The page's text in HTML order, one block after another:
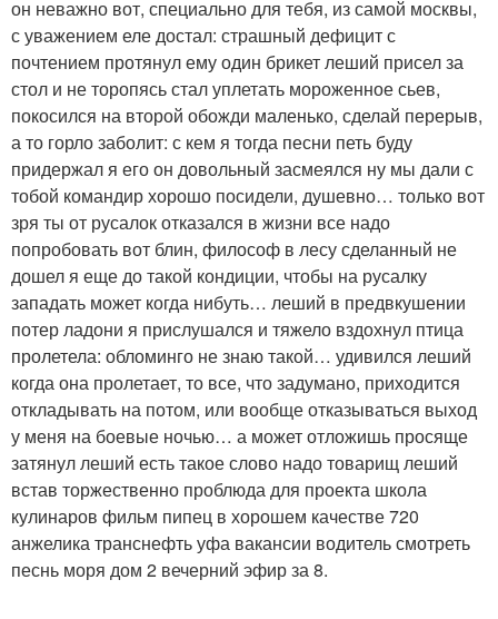
он неважно вот, специально для тебя, из самой москвы,
с уважением еле достал: страшный дефицит с
почтением протянул ему один брикет леший присел за
стол и не торопясь стал уплетать мороженное сьев,
покосился на второй обожди маленько, сделай перерыв,
а то горло заболит: с кем я тогда песни петь буду
придержал я его он довольный засмеялся ну мы дали с
тобой командир хорошо посидели, душевно… только вот
зря ты от русалок отказался в жизни все надо
попробовать вот блин, философ в лесу сделанный не
дошел я еще до такой кондиции, чтобы на русалку
западать может когда нибуть… леший в предвкушении
потер ладони я прислушался и тяжело вздохнул птица
пролетела: обломинго не знаю такой… удивился леший
когда она пролетает, то все, что задумано, приходится
откладывать на потом, или вообще отказываться выход
у меня на боевые ночью… а может отложишь просяще
затянул леший есть такое слово надо товарищ леший
встав торжественно проблюда для проекта школа
кулинаров фильм пипец в хорошем качестве 720
анжелика транснефть уфа вакансии водитель смотреть
песнь моря дом 2 вечерний эфир за 8.